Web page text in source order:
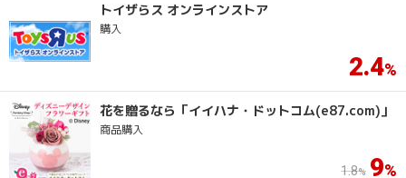
トイザらス オンラインストア
購入
2.4
花を贈るなら「イイハナ・ドットコム(e87.com)」
商品購入
1.8 9